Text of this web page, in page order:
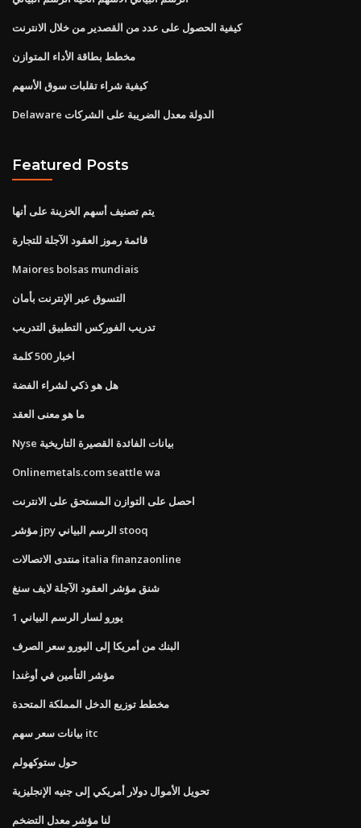
كيفية الحصول على عدد من القصدير من خلال الانترنت
مخطط بطاقة الأداء المتوازن
كيفية شراء تقلبات سوق الأسهم
Delaware الدولة معدل الضريبة على الشركات
Featured Posts
يتم تصنيف أسهم الخزينة على أنها
قائمة رموز العقود الآجلة للتجارة
Maiores bolsas mundiais
التسوق عبر الإنترنت بأمان
تدريب الفوركس التطبيق التدريب
اخبار 500 كلمة
هل هو ذكي لشراء الفضة
ما هو معنى العقد
Nyse بيانات الفائدة القصيرة التاريخية
Onlinemetals.com seattle wa
احصل على التوازن المستحق على الانترنت
مؤشر jpy الرسم البياني stooq
منتدى الاتصالات italia finanzaonline
شنق مؤشر العقود الآجلة لايف سنغ
1 يورو لسار الرسم البياني
البنك من أمريكا إلى اليورو سعر الصرف
مؤشر التأمين في أوغندا
مخطط توزيع الدخل المملكة المتحدة
بيانات سعر سهم itc
حول ستوكهولم
تحويل الأموال دولار أمريكي إلى جنيه الإنجليزية
لنا مؤشر معدل التضخم